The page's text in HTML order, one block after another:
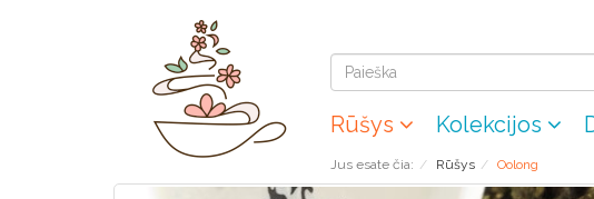
Rūšys Kolekcijos
Jus esate čia: Rūšys Oolong